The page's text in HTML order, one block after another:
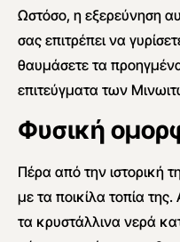
Ωστόσο, η εξερεύνηση
σας επιτρέπει να
θαυμάσετε τα
επιτεύγματα των
Φυσική
Πέρα από την ιστορική
με τα ποικίλα τοπία
τα κρυστάλλινα νερά